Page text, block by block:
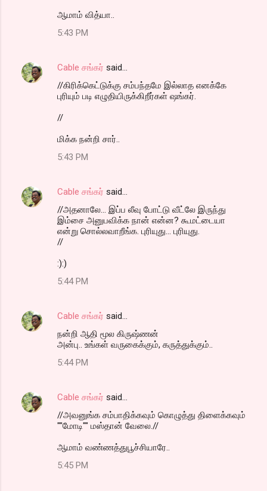
ஆமாம் வித்யா..
5:43 PM
Cable சங்கர் said…
//கிரிக்கெட்டுக்கு சம்பந்தமே இல்லாத எனக்கே
புரியும் படி எழுதியிருக்கிறீர்கள் ஷங்கர்.
//
மிக்க நன்றி சார்..
5:43 PM
Cable சங்கர் said…
//அதனாலே... இப்ப லீவு போட்டு வீட்லே இருந்து
இம்சை அனுபவிக்க நான் என்ன? கூமட்டையா
என்று சொல்லவாறீங்க. புரியுது... புரியுது.
//
:):)
5:44 PM
Cable சங்கர் said…
நன்றி ஆதி மூல கிருஷ்ணன்
அன்பு.. உங்கள் வருகைக்கும், கருத்துக்கும்..
5:44 PM
Cable சங்கர் said…
//அவனுங்க சம்பாதிக்கவும் கொழுத்து திளைக்கவும்
""மோடி"" மஸ்தான் வேலை.//
ஆமாம் வண்ணத்துபூச்சியாரே..
5:45 PM